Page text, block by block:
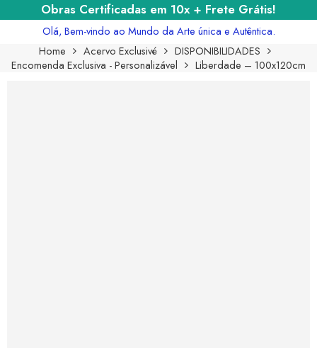
Obras Certificadas em 10x + Frete Grátis!
Olá, Bem-vindo ao Mundo da Arte única e Autêntica.
Home
Acervo Exclusivé
DISPONIBILIDADES
Encomenda Exclusiva - Personalizável
Liberdade – 100x120cm